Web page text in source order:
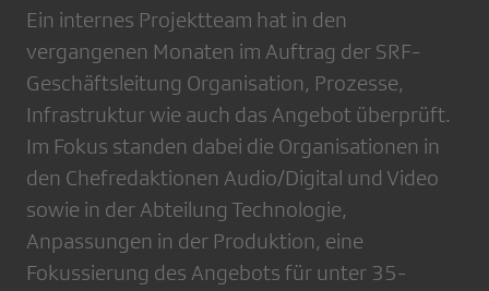
Ein internes Projektteam hat in den
vergangenen Monaten im Auftrag der SRF-
Geschäftsleitung Organisation, Prozesse,
Infrastruktur wie auch das Angebot überprüft.
Im Fokus standen dabei die Organisationen in
den Chefredaktionen Audio/Digital und Video
sowie in der Abteilung Technologie,
Anpassungen in der Produktion, eine
Fokussierung des Angebots für unter 35-